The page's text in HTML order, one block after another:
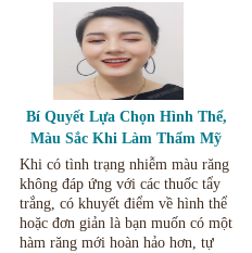
Bí Quyết Lựa Chọn Hình Thể,
Màu Sắc Khi Làm Thẩm Mỹ
Răng Sứ, Mặt Dán Sứ Veneer.
Khi có tình trạng nhiễm màu răng
không đáp ứng với các thuốc tẩy
trắng, có khuyết điểm về hình thể
hoặc đơn giản là bạn muốn có một
hàm răng mới hoàn hảo hơn, tự